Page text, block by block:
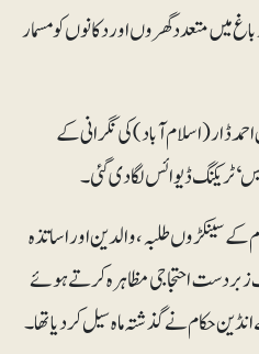
میں متعدد گھروں اور دکانوں کو مسمار
ڈار(اسلام آباد)کی نگرانی کے
ٹریکنگ ڈیوائس لگادی گئی۔
کے سینکڑوں طلبہ، والدین اوراساتذہ
احتجاجی مظاہرہ کرتے ہوئے
حکام نے گذشتہ ماہ سیل کر دیا تھا۔